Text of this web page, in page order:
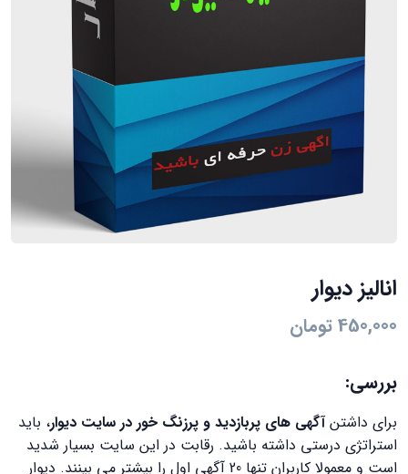
انالیز دیوار
450,000 تومان
بررسی:
برای داشتنآگهی های پربازدید و پرزنگ خور در سایت دیوار، باید
استراتژی درستی داشته باشید. رقابت در این سایت بسیار شدید
است و معمولا کاربران تنها 20 آگهی اول را بیشتر می بینند. دیوار